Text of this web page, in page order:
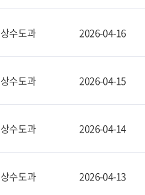
상수도과 2026-04-16
상수도과 2026-04-15
상수도과 2026-04-14
상수도과 2026-04-13